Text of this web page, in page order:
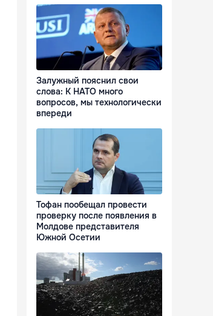
Залужный пояснил свои
слова: К НАТО много
вопросов, мы технологически
впереди
Тофан пообещал провести
проверку после появления в
Молдове представителя
Южной Осетии